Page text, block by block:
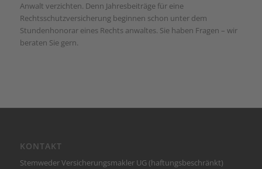
Anwalt verzichten. Denn Jahresbeiträge für eine
Rechtsschutzversicherung beginnen schon unter dem
Stundenhonorar eines Rechts anwaltes. Sie haben Fragen – wir
beraten Sie gern.
KONTAKT
Stemweder Versicherungsmakler UG (haftungsbeschränkt)